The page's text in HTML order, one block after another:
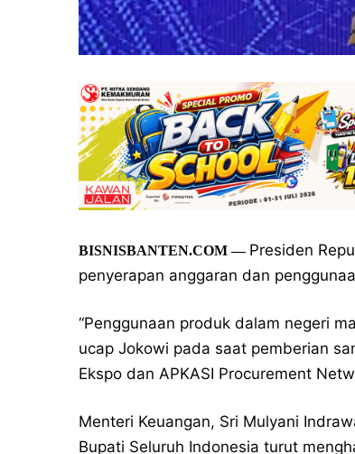
BISNISBANTEN.COM— Presiden
penyerapan anggaran dan
“Penggunaan produk dalam negeri
ucap Jokowi pada saat pemberian
Ekspo dan APKASI Procurement
Menteri Keuangan, Sri Mulyani
Bupati Seluruh Indonesia turut